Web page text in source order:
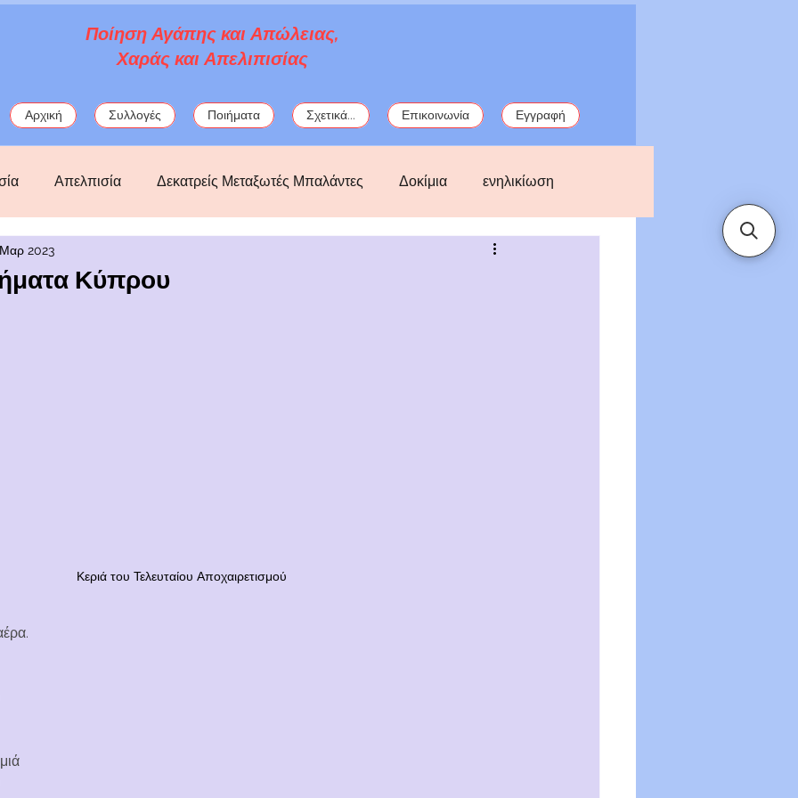
Ποίηση Αγάπης και Απώλειας,
Χαράς και Απελιπισίας
Αρχική Συλλογές Ποιήματα Σχετικά... Επικοινωνία Εγγραφή
Απελπισία Δεκατρείς Μεταξωτές Μπαλάντες Δοκίμια ενηλικίωση
Κατάθλιψη παλιές ιστορίες
Κύπρου
2023
Κεριά του Τελευταίου Αποχαιρετισμού